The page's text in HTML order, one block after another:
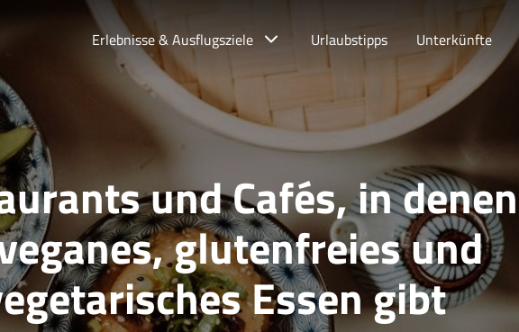
Erlebnisse & Ausflugsziele Urlaubstipps Unterkünfte
und Cafés, in denen
glutenfreies und
Essen gibt